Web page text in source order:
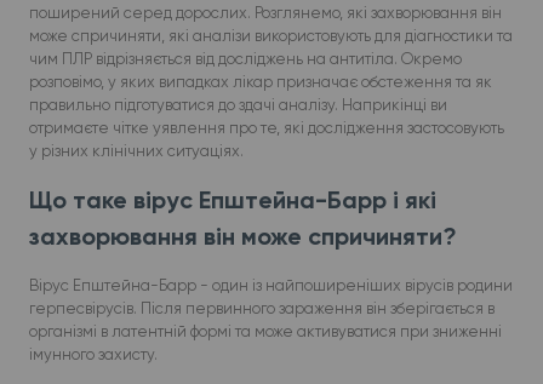
поширений серед дорослих. Розглянемо, які захворювання він
може спричиняти, які аналізи використовують для діагностики та
чим ПЛР відрізняється від досліджень на антитіла. Окремо
розповімо, у яких випадках лікар призначає обстеження та як
правильно підготуватися до здачі аналізу. Наприкінці ви
отримаєте чітке уявлення про те, які дослідження застосовують
у різних клінічних ситуаціях.
Що таке вірус Епштейна-Барр і які
захворювання він може спричиняти?
Вірус Епштейна-Барр - один із найпоширеніших вірусів родини
герпесвірусів. Після первинного зараження він зберігається в
організмі в латентній формі та може активуватися при зниженні
імунного захисту.